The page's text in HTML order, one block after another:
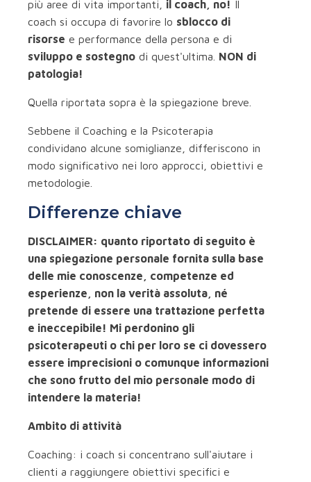
più aree di vita importanti, il coach, no! Il
coach si occupa di favorire lo sblocco di
risorse e performance della persona e di
sviluppo e sostegno di quest'ultima. NON di
patologia!
Quella riportata sopra è la spiegazione breve.
Sebbene il Coaching e la Psicoterapia
condividano alcune somiglianze, differiscono in
modo significativo nei loro approcci, obiettivi e
metodologie.
Differenze chiave
DISCLAIMER: quanto riportato di seguito è
una spiegazione personale fornita sulla base
delle mie conoscenze, competenze ed
esperienze, non la verità assoluta, né
pretende di essere una trattazione perfetta
e ineccepibile! Mi perdonino gli
psicoterapeuti o chi per loro se ci dovessero
essere imprecisioni o comunque informazioni
che sono frutto del mio personale modo di
intendere la materia!
Ambito di attività
Coaching: i coach si concentrano sull'aiutare i
clienti a raggiungere obiettivi specifici e